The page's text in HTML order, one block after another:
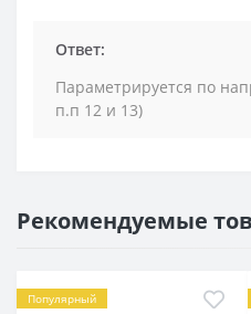
Ответ:
Параметрируется по
п.п 12 и 13)
Рекомендуемые
Популярный